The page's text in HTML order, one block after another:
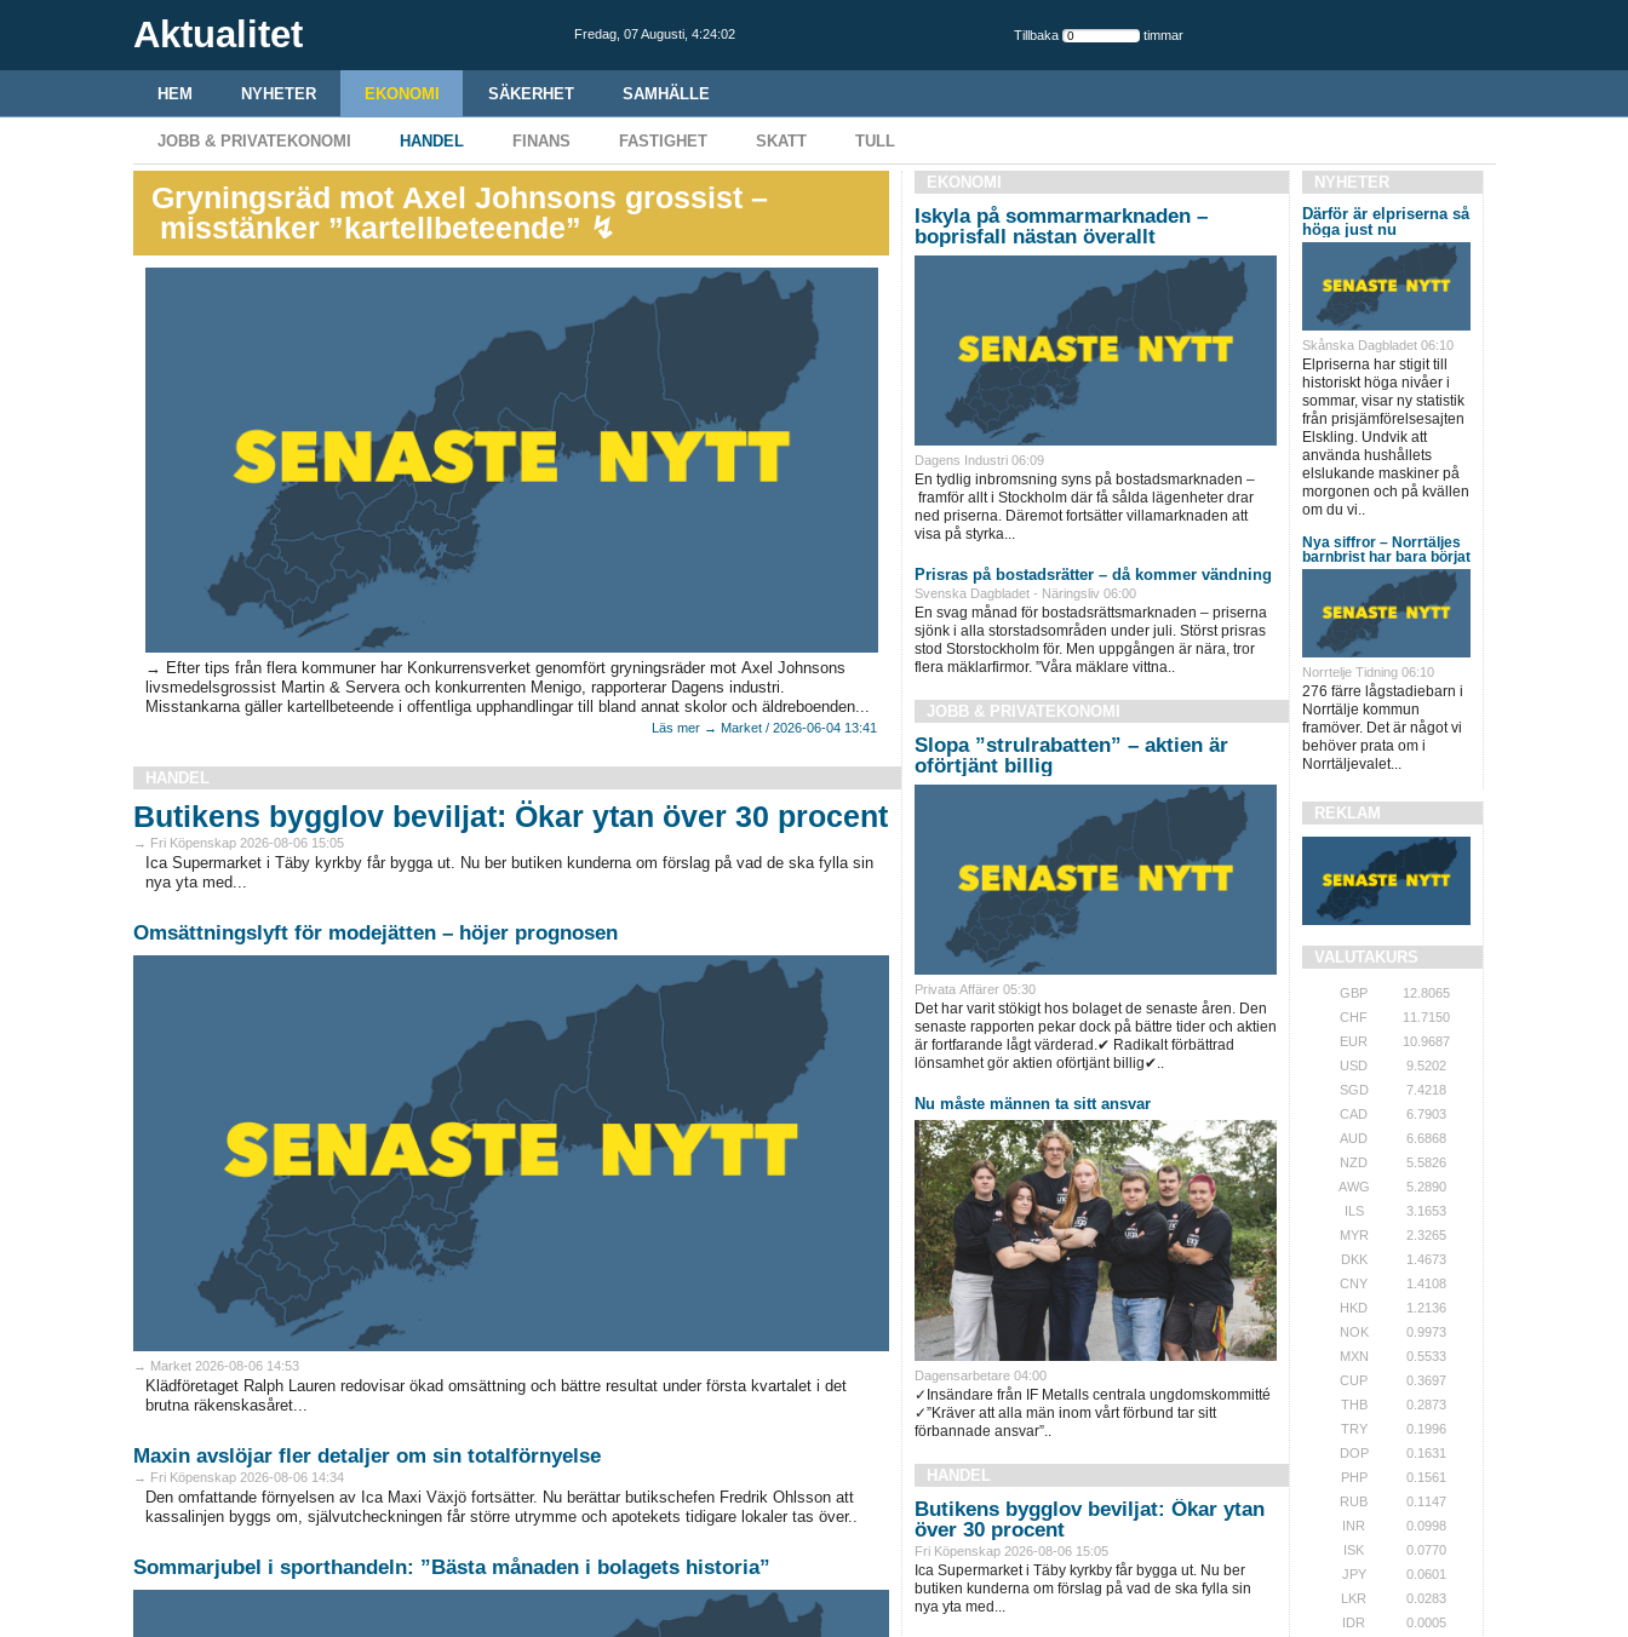
Aktualitet Fredag, 07 Augusti, 4:24:03 Tillbaka timmar
HEM NYHETER EKONOMI SÄKERHET SAMHÄLLE
JOBB & PRIVATEKONOMI HANDEL FINANS FASTIGHET SKATT TULL
Gryningsräd mot Axel Johnsons grossist –
misstänker ”kartellbeteende” ↯
→ Efter tips från flera kommuner har Konkurrensverket genomfört gryningsräder mot Axel Johnsons
livsmedelsgrossist Martin & Servera och konkurrenten Menigo, rapporterar Dagens industri.
Misstankarna gäller kartellbeteende i offentliga upphandlingar till bland annat skolor och äldreboenden...
Läs mer → Market / 2026-06-04 13:41
HANDEL
Butikens bygglov beviljat: Ökar ytan över 30 procent
→ Fri Köpenskap 2026-08-06 15:05
Ica Supermarket i Täby kyrkby får bygga ut. Nu ber butiken kunderna om förslag på vad de ska fylla sin
nya yta med...
Omsättningslyft för modejätten – höjer prognosen
→ Market 2026-08-06 14:53
Klädföretaget Ralph Lauren redovisar ökad omsättning och bättre resultat under första kvartalet i det
brutna räkenskasåret...
Maxin avslöjar fler detaljer om sin totalförnyelse
→ Fri Köpenskap 2026-08-06 14:34
Den omfattande förnyelsen av Ica Maxi Växjö fortsätter. Nu berättar butikschefen Fredrik Ohlsson att
kassalinjen byggs om, självutcheckningen får större utrymme och apotekets tidigare lokaler tas över..
Sommarjubel i sporthandeln: ”Bästa månaden i bolagets historia”
EKONOMI
Iskyla på sommarmarknaden –
boprisfall nästan överallt
Dagens Industri 06:09
En tydlig inbromsning syns på bostadsmarknaden –
framför allt i Stockholm där få sålda lägenheter drar
ned priserna. Däremot fortsätter villamarknaden att
visa på styrka...
Prisras på bostadsrätter – då kommer vändning
Svenska Dagbladet - Näringsliv 06:00
En svag månad för bostadsrättsmarknaden – priserna
sjönk i alla storstadsområden under juli. Störst prisras
stod Storstockholm för. Men uppgången är nära, tror
flera mäklarfirmor. ”Våra mäklare vittna..
JOBB & PRIVATEKONOMI
Slopa ”strulrabatten” – aktien är
oförtjänt billig
Privata Affärer 05:30
Det har varit stökigt hos bolaget de senaste åren. Den
senaste rapporten pekar dock på bättre tider och aktien
är fortfarande lågt värderad.✔ Radikalt förbättrad
lönsamhet gör aktien oförtjänt billig✔..
Nu måste männen ta sitt ansvar
Dagensarbetare 04:00
✓Insändare från IF Metalls centrala ungdomskommitté
✓”Kräver att alla män inom vårt förbund tar sitt
förbannade ansvar”..
HANDEL
Butikens bygglov beviljat: Ökar ytan
över 30 procent
Fri Köpenskap 2026-08-06 15:05
Ica Supermarket i Täby kyrkby får bygga ut. Nu ber
butiken kunderna om förslag på vad de ska fylla sin
nya yta med...
NYHETER
Därför är elpriserna så
höga just nu
Skånska Dagbladet 06:10
Elpriserna har stigit till
historiskt höga nivåer i
sommar, visar ny statistik
från prisjämförelsesajten
Elskling. Undvik att
använda hushållets
elslukande maskiner på
morgonen och på kvällen
om du vi..
Nya siffror – Norrtäljes
barnbrist har bara börjat
Norrtelje Tidning 06:10
276 färre lågstadiebarn i
Norrtälje kommun
framöver. Det är något vi
behöver prata om i
Norrtäljevalet...
REKLAM
VALUTAKURS
GBP
12.8065
CHF
11.7150
EUR
10.9687
USD
9.5202
SGD
7.4218
CAD
6.7903
AUD
6.6868
NZD
5.5826
AWG
5.2890
ILS
3.1653
MYR
2.3265
DKK
1.4673
CNY
1.4108
HKD
1.2136
NOK
0.9973
MXN
0.5533
CUP
0.3697
THB
0.2873
TRY
0.1996
DOP
0.1631
PHP
0.1561
RUB
0.1147
INR
0.0998
ISK
0.0770
JPY
0.0601
LKR
0.0283
IDR
0.0005